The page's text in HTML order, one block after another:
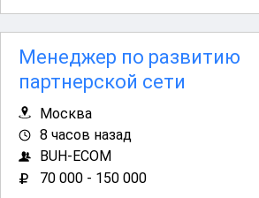
Менеджер по развитию
партнерской сети
Москва
8 часов назад
BUH-ECOM
70 000 - 150 000